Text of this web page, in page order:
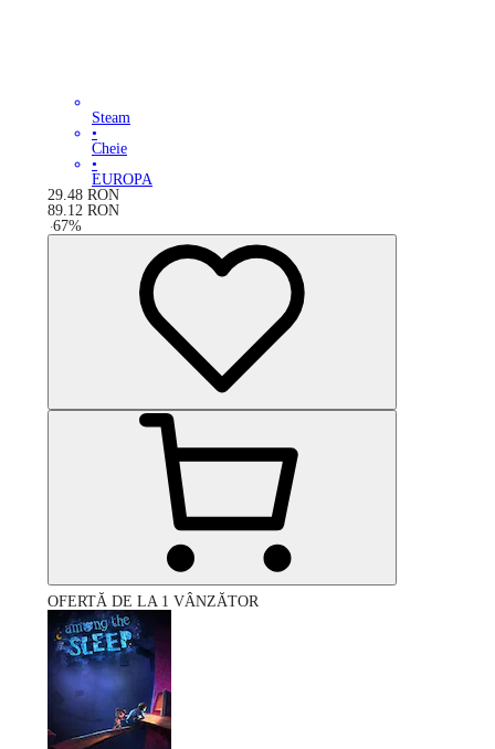
Steam
•
Cheie
•
EUROPA
29.48 RON
89.12 RON
-67%
OFERTĂ DE LA 1 VÂNZĂTOR